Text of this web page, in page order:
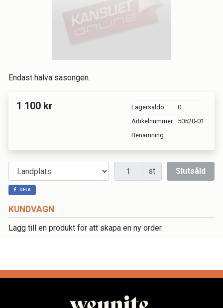
KUNDVAGN
Lägg till en produkt för att skapa en ny order.
Endast halva säsongen.
1 100 kr Lagersaldo
0
Artikelnummer
50520-01
Benämning
Antal st Slutsåld
DELA